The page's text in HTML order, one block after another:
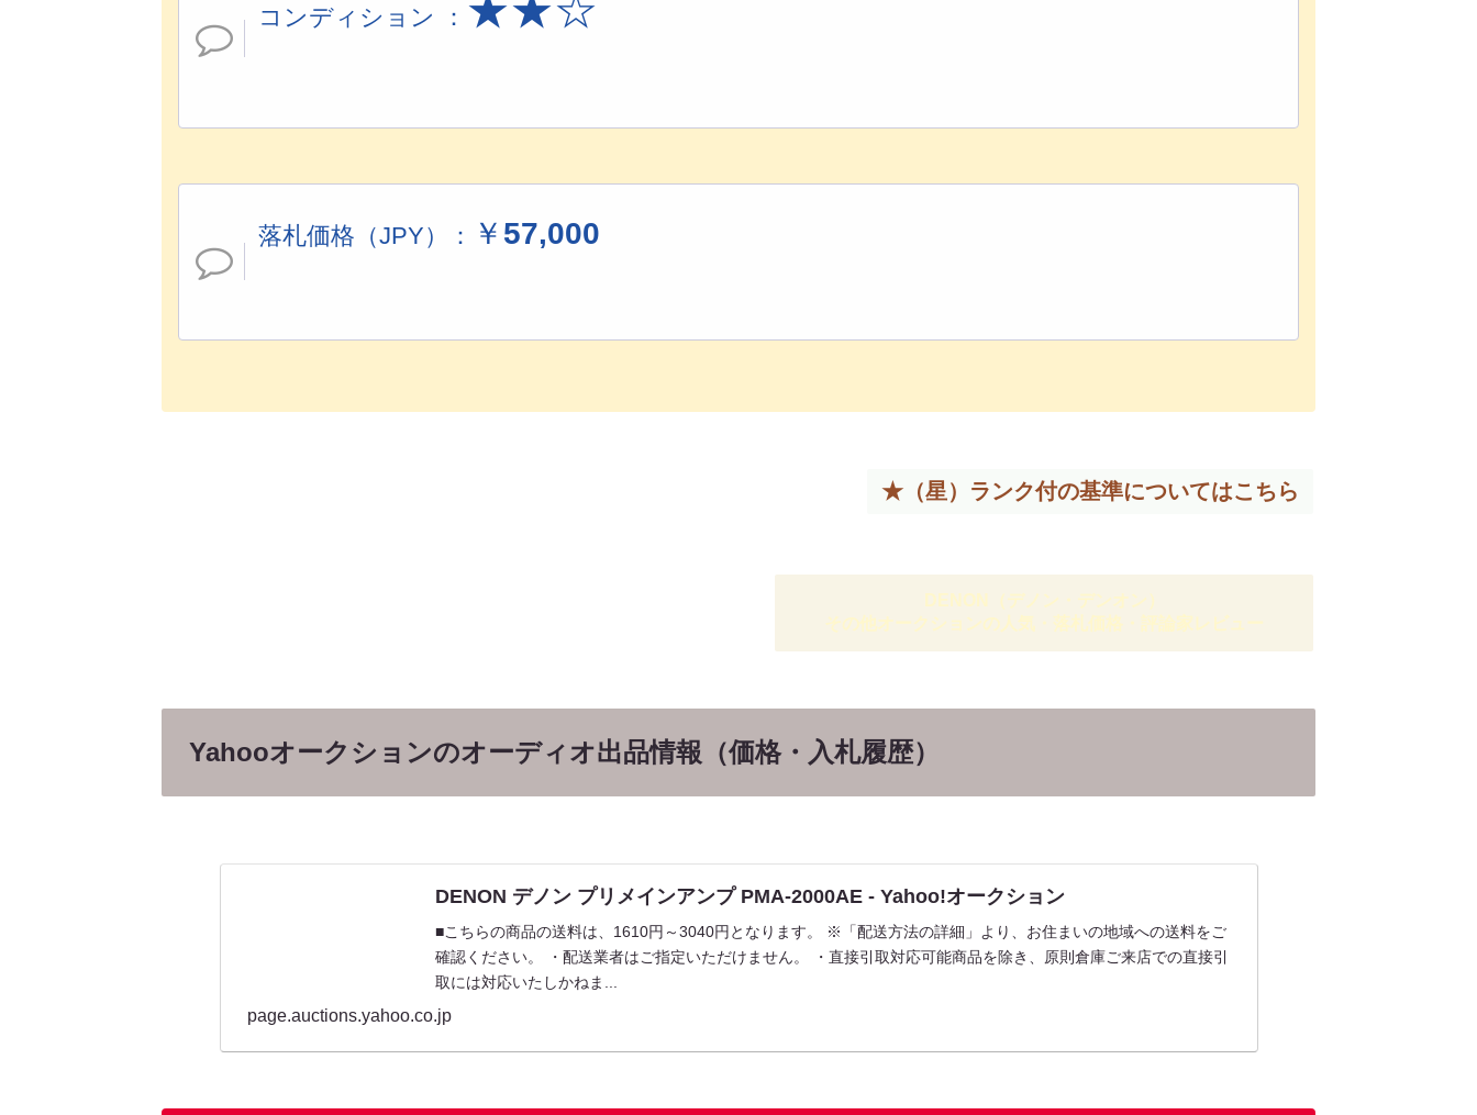
コンディション ： ★★☆
落札価格（JPY）： ￥ 57,000
★（星）ランク付の基準についてはこちら
DENON（デノン・デンオン）
その他オークションの人気・落札価格・評論家レビュー
Yahooオークションのオーディオ出品情報（価格・入札履歴）
DENON デノン プリメインアンプ PMA-2000AE - Yahoo!オークション
■こちらの商品の送料は、1610円～3040円となります。 ※「配送方法の詳細」より、お住まいの地域への送料をご
確認ください。 ・配送業者はご指定いただけません。 ・直接引取対応可能商品を除き、原則倉庫ご来店での直接引
取には対応いたしかねま...
page.auctions.yahoo.co.jp